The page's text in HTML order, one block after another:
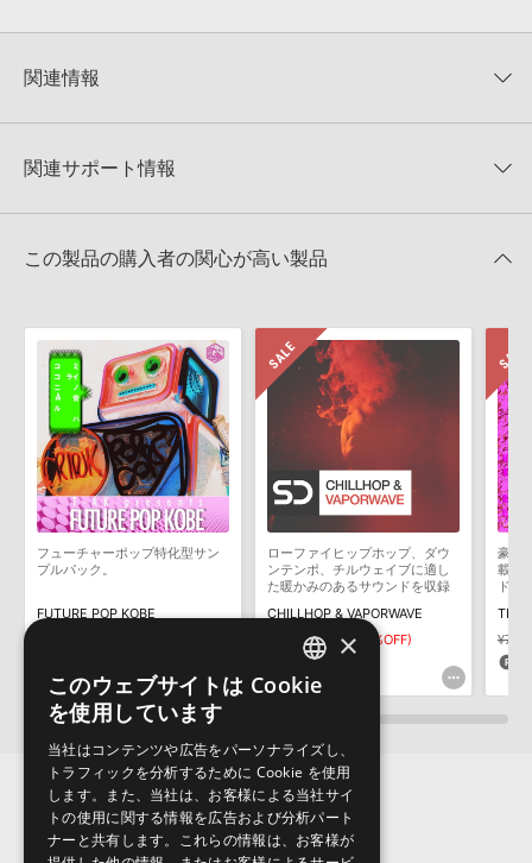
★5
★4
★1
0%
KONTAKTフォーマットは、
でお使いいただけます。無償版のKONTAKT PLAYERではお使いい
4GBを超えるデータに関するご注意：
FAT32でフォーマットされた
きます際には、NTFSやHFS＋でフォーマットされたHDDをご用意
いただく必要がございます。
知らせするメールの2通が送信されます。メールに記載されており
ます説明に沿って、製品のダウンロード／導入を行って下さい。
サンプルパック製品には、原則として日本語版操作マニュアルをご
用意しておりません。ご購入後のご不明点や詳細に関するお問い合
わせなどはテクニカルサポート
までご連絡ください。
デモソングは、製品収録サウンドを使ってできることを紹介するた
めのデモンストレーション用の楽曲です。原則として、デモソング
そのものをお使いいただくことはできません。また、デモソングを
構成する全てのサウンドが、サンプルパックに含まれていることを
保証するものではありません。
しかねます。
関連情報
マーセール！
関連サポート情報
2022.06.06
2022.06.06
2022.06.06
MIDI形式サンプルパックの追加方法
2022.06.06
Reason Studios社「Reason」及び関連ソフトでのプリセット追
加方法
2022.05.25
Native Instruments社「Massive」のプリセット追加方法
マークのついた情報は、該当する製品のご購入ユーザー様専用となって
おります。ご覧頂くには、該当する製品をご購入頂く必要がございます。
PARTICLES 80S VAPORWAVEのサポート情報
この製品の購入者の関心が高い製品
フューチャーポップ特化型サン
プルパック。
FUTURE POP KOBE
ローファイヒップホップ、ダウ
ンテンポ、チルウェイブに適し
た暖かみのあるサウンドを収録
CHILLHOP & VAPORWAVE
¥3,817 ¥2,671(30%OFF)
80pt
豪華
載！
ドラ
ENGLISH
×
このウェブサイトは Cookie
を使用しています
当社はコンテンツや広告をパーソナライズし、
トラフィックを分析するために Cookie を使用
します。また、当社は、お客様による当社サイ
トの使用に関する情報を広告および分析パート
ナーと共有します。これらの情報は、お客様が